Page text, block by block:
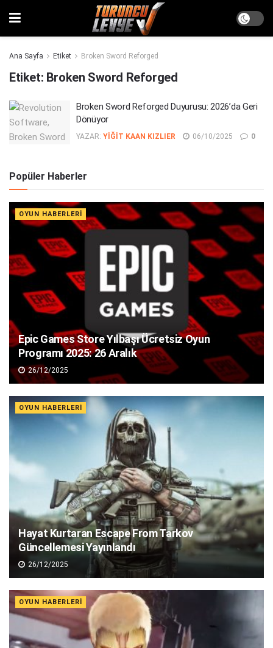
Ana Sayfa Etiket Broken Sword Reforged
Etiket: Broken Sword Reforged
Broken Sword Reforged Duyurusu: 2026’da Geri
Dönüyor
YAZAR: YIĞIT KAAN KIZLIER 06/10/2025 0
Popüler Haberler
OYUN HABERLERI
Epic Games Store Yılbaşı Ücretsiz Oyun
Programı 2025: 26 Aralık
26/12/2025
OYUN HABERLERI
Hayat Kurtaran Escape From Tarkov
Güncellemesi Yayınlandı
26/12/2025
OYUN HABERLERI